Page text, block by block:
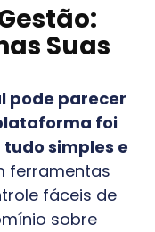
Suas
pode parecer
foi
simples e
ferramentas
fáceis de
sobre